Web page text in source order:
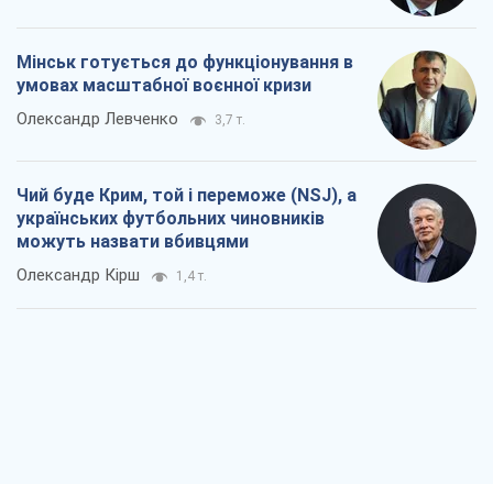
Мінськ готується до функціонування в
умовах масштабної воєнної кризи
Олександр Левченко 3,7 т.
Чий буде Крим, той і переможе (NSJ), а
українських футбольних чиновників
можуть назвати вбивцями
Олександр Кірш 1,4 т.